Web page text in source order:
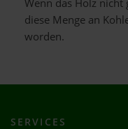
Wenn das Holz
diese Menge an
worden.
SERVICES